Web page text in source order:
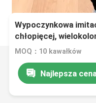
Wypoczynkowa
chłopięcej,
MOQ：10 kawałków
Najlepsza